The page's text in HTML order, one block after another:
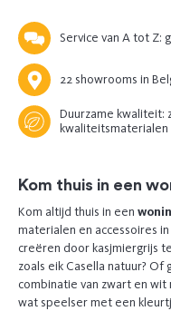
Service van A tot Z:
22 showrooms in
Duurzame kwaliteit:
kwaliteitsmaterialen
Kom thuis in een
Kom altijd thuis in een
materialen en accessoires
creëren door kasjmiergrijs
zoals eik Casella natuur?
combinatie van zwart en
wat speelser met een